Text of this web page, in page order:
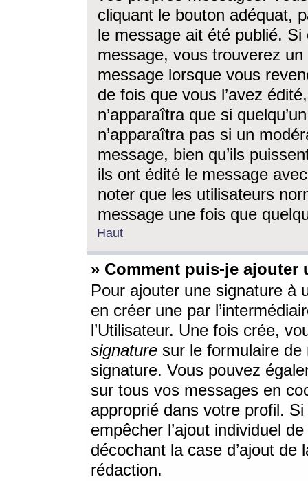
cliquant le bouton adéquat,
le message ait été publié. Si
message, vous trouverez
message lorsque vous
de fois que vous l’avez
n’apparaîtra que si
n’apparaîtra pas si un
message, bien qu’ils
ils ont édité le message
noter que les utilisateurs
message une fois que
Haut
» Comment puis-je ajouter
Pour ajouter une signature à
en créer une par
l’Utilisateur. Une fois crée,
signature sur le formulaire de
signature. Vous pouvez
sur tous vos messages en
approprié dans votre profil.
empêcher l’ajout individuel
décochant la case d’ajout
rédaction.